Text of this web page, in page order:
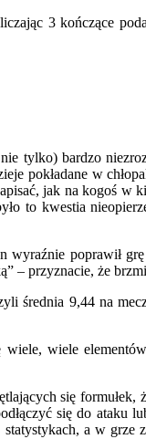
3 kończące
tylko) bardzo
pokładane w
jak na kogoś w
to kwestia
wyraźnie poprawił
– przyznacie, że
średnia 9,44 na
wiele, wiele
się formułek,
się do ataku
a w grze